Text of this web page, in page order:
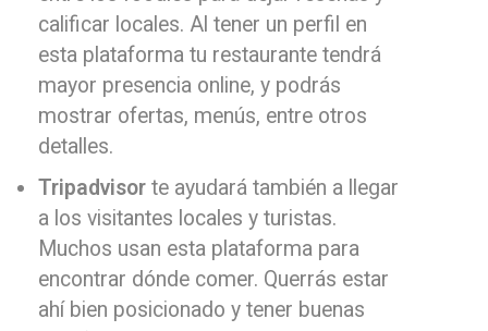
calificar locales. Al tener un perfil en
esta plataforma tu restaurante tendrá
mayor presencia online, y podrás
mostrar ofertas, menús, entre otros
detalles.
Tripadvisor te ayudará también a llegar
a los visitantes locales y turistas.
Muchos usan esta plataforma para
encontrar dónde comer. Querrás estar
ahí bien posicionado y tener buenas